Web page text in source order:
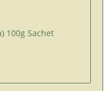
100g Sachet